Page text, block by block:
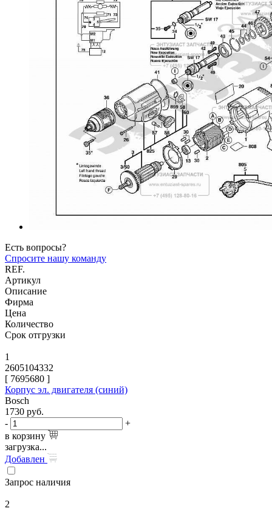
Есть вопросы?
Спросите нашу команду
REF.
Артикул
Описание
Фирма
Цена
Количество
Срок отгрузки
1
2605104332
[ 7695680 ]
Корпус эл. двигателя (синий)
Bosch
1730 руб.
-
+
в корзину
загрузка...
Добавлен
Запрос наличия
2